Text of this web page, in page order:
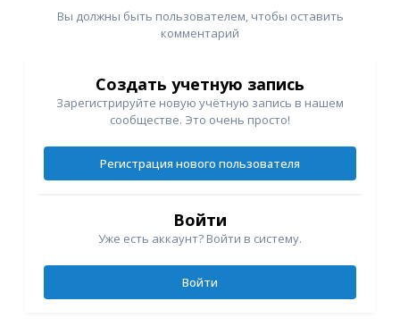
Вы должны быть пользователем, чтобы оставить
комментарий
Создать учетную запись
Зарегистрируйте новую учётную запись в нашем
сообществе. Это очень просто!
Регистрация нового пользователя
Войти
Уже есть аккаунт? Войти в систему.
Войти